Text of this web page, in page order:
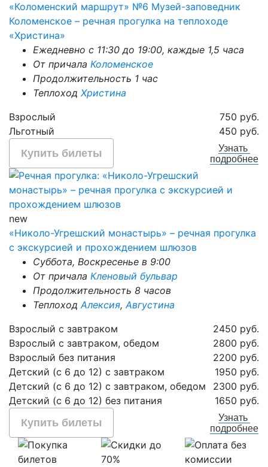
«Коломенский маршрут» №6 Музей-заповедник
Коломенское – речная прогулка на теплоходе
«Христина»
Ежедневно с 11:30 до 19:00, каждые 1,5 часа
От причала Коломенское
Продолжительность 1 час
Теплоход Христина
Взрослый
750 руб.
Льготный
450 руб.
Купить билеты
Узнать
подробнее
new
«Николо-Угрешский монастырь» – речная прогулка
с экскурсией и прохождением шлюзов
Суббота, Воскресенье в 9:00
От причала Кленовый бульвар
Продолжительность 8 часов
Теплоход Алексия,Августина
Взрослый с завтраком
2450 руб.
Взрослый с завтраком, обедом
2800 руб.
Взрослый без питания
2200 руб.
Детский (с 6 до 12) с завтраком
1950 руб.
Детский (с 6 до 12) с завтраком, обедом
2300 руб.
Детский (с 6 до 12) без питания
1650 руб.
Купить билеты
Узнать
подробнее